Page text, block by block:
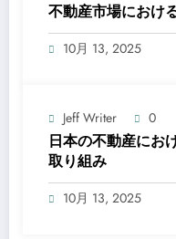
不動産市場におけ
10月 13, 2025
Jeff Writer 0
日本の不動産にお
取り組み
10月 13, 2025